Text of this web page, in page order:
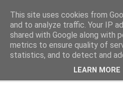
Taloja ja
[ Sisustaa ] [ Remontoi ] [
This site uses cookies from
and to analyze traffic. Your IP
shared with Google along with
metrics to ensure quality of
statistics, and to detect and
LEARN MORE